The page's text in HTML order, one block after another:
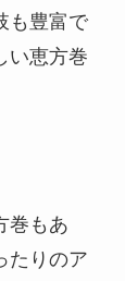
も豊富で
い恵方巻
巻もあ
たりのア